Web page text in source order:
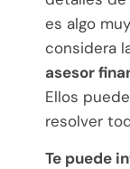
es algo
considera
asesor
Ellos
resolver
Te puede